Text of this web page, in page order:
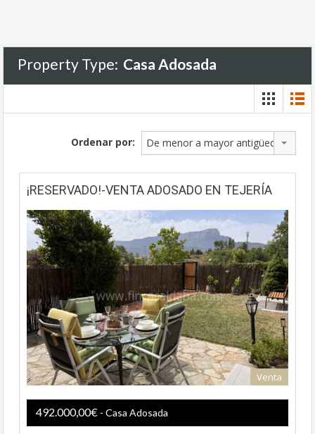
Property Type: Casa Adosada
Ordenar por: De menor a mayor antigüedad
¡RESERVADO!-VENTA ADOSADO EN TEJERÍA
Venta
492.000,00€ - Casa Adosada